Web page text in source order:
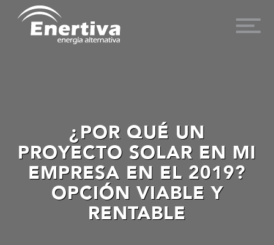
¿POR QUÉ UN
PROYECTO SOLAR EN MI
EMPRESA EN EL 2019?
OPCIÓN VIABLE Y
RENTABLE